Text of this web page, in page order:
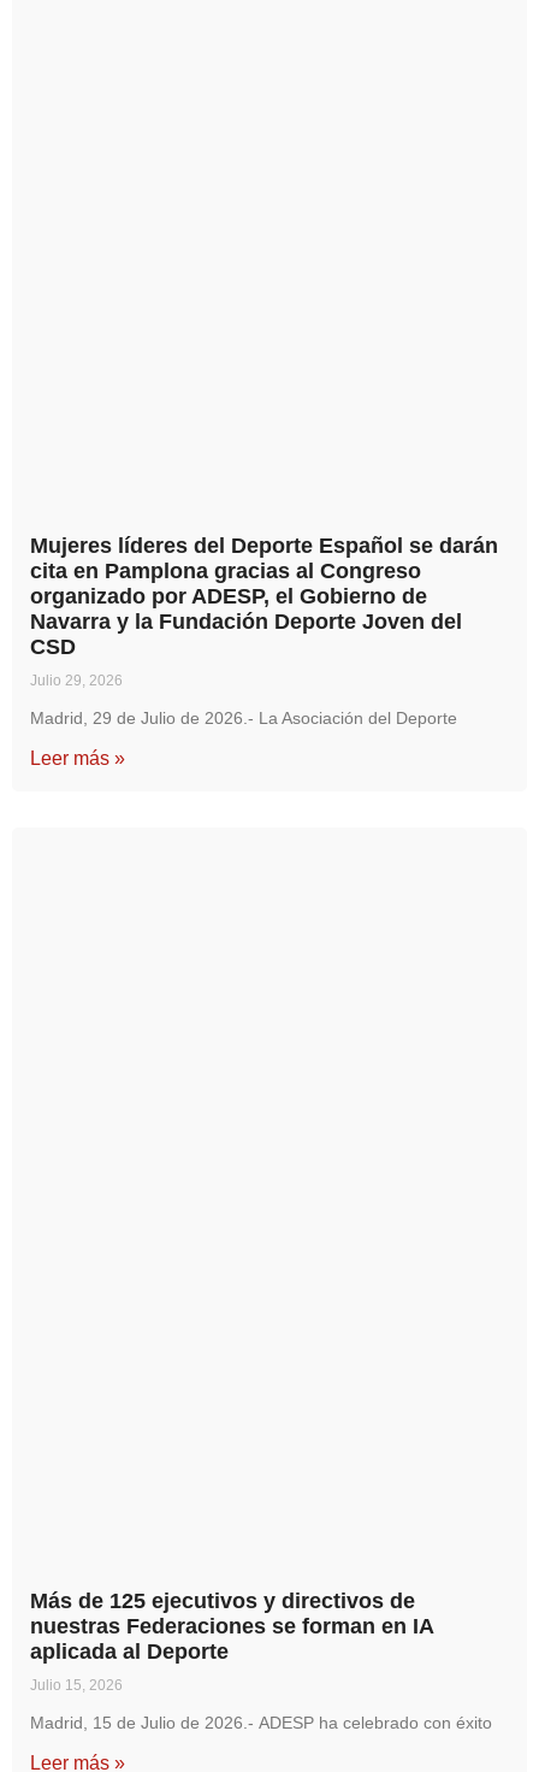
Mujeres líderes del Deporte Español se darán
cita en Pamplona gracias al Congreso
organizado por ADESP, el Gobierno de
Navarra y la Fundación Deporte Joven del
CSD
Julio 29, 2026
Madrid, 29 de Julio de 2026.- La Asociación del Deporte
Leer más »
Más de 125 ejecutivos y directivos de
nuestras Federaciones se forman en IA
aplicada al Deporte
Julio 15, 2026
Madrid, 15 de Julio de 2026.- ADESP ha celebrado con éxito
Leer más »